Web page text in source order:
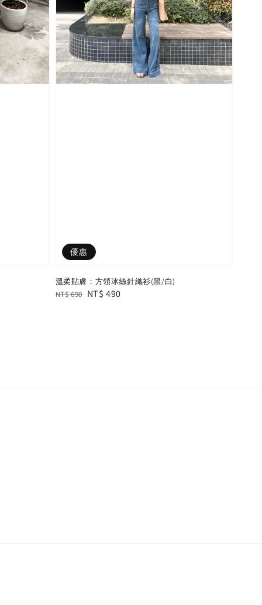
優惠
溫柔貼膚：方領冰絲針織衫(黑/白)
Regular
NT$ 690 Sale
NT$ 490